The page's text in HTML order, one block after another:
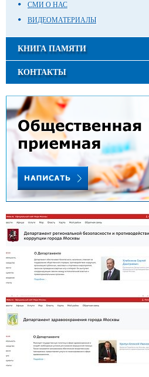
СМИ О НАС
ВИДЕОМАТЕРИАЛЫ
КНИГА ПАМЯТИ
КОНТАКТЫ
Департамент региональной безопасности
и противодействия коррупции г. Москвы